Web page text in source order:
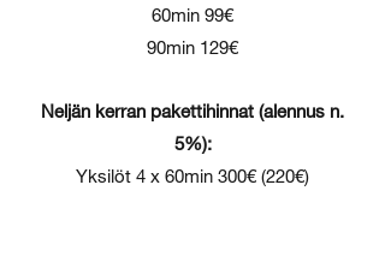
60min 99€
90min 129€
Neljän kerran pakettihinnat (alennus n.
5%):
Yksilöt 4 x 60min 300€ (220€)